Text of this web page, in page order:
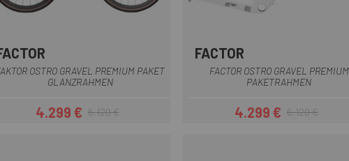
OSTRO GRAVEL PREMIUM PAKET
GLANZRAHMEN
Preis
4.299 €Regulärer Preis
6.120 €
FACTOR
FACTOR OSTRO GRAVEL PREMIUM
PAKETRAHMEN
Preis
4.299 €Regulärer Preis
6.120 €